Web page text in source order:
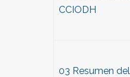
CCIODH
03 Resumen del